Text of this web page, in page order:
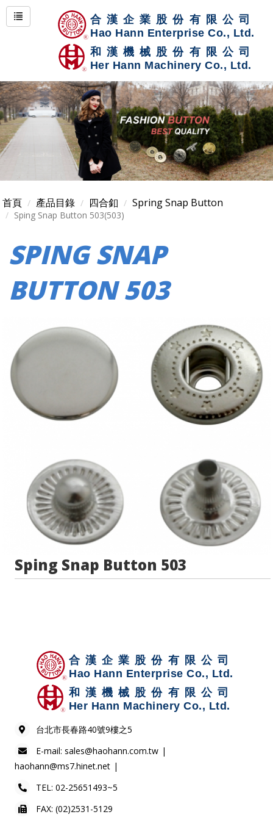
首頁 產品目錄 四合釦 Spring Snap Button
Sping Snap Button 503(503)
SPING SNAP
BUTTON 503
Sping Snap Button 503
台北市長春路40號9樓之5
E-mail:sales@haohann.com.tw
haohann@ms7.hinet.net
TEL:02-25651493~5
FAX: (02)2531-5129